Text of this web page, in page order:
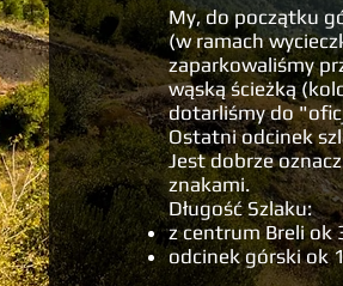
My, do początku
(w ramach
zaparkowaliśmy
wąską ścieżką
dotarliśmy do
Ostatni odcinek
Jest dobrze
znakami.
Długość Szlaku:
z centrum Breli ok
odcinek górski ok